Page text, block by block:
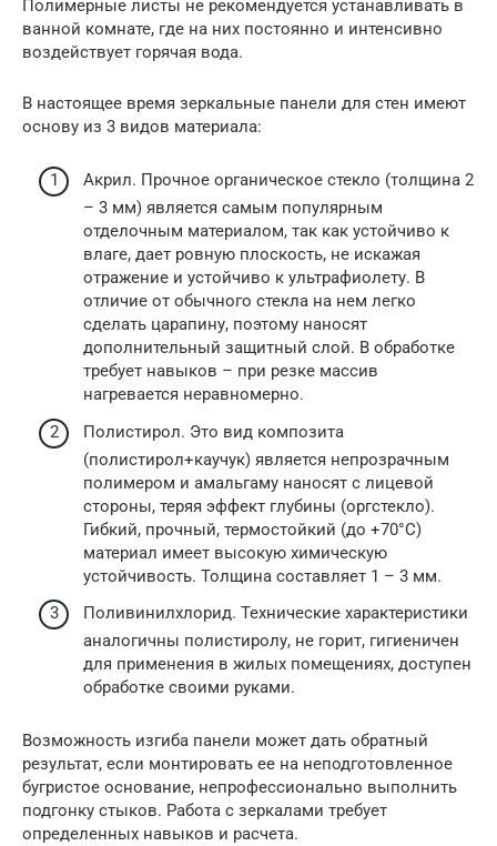
Полимерные листы не рекомендуется устанавливать в
ванной комнате, где на них постоянно и интенсивно
воздействует горячая вода.
В настоящее время зеркальные панели для стен имеют
основу из 3 видов материала:
Акрил. Прочное органическое стекло (толщина 2
– 3 мм) является самым популярным
отделочным материалом, так как устойчиво к
влаге, дает ровную плоскость, не искажая
отражение и устойчиво к ультрафиолету. В
отличие от обычного стекла на нем легко
сделать царапину, поэтому наносят
дополнительный защитный слой. В обработке
требует навыков – при резке массив
нагревается неравномерно.
Полистирол. Это вид композита
(полистирол+каучук) является непрозрачным
полимером и амальгаму наносят с лицевой
стороны, теряя эффект глубины (оргстекло).
Гибкий, прочный, термостойкий (до +70°С)
материал имеет высокую химическую
устойчивость. Толщина составляет 1 – 3 мм.
Поливинилхлорид. Технические характеристики
аналогичны полистиролу, не горит, гигиеничен
для применения в жилых помещениях, доступен
обработке своими руками.
Возможность изгиба панели может дать обратный
результат, если монтировать ее на неподготовленное
бугристое основание, непрофессионально выполнить
подгонку стыков. Работа с зеркалами требует
определенных навыков и расчета.